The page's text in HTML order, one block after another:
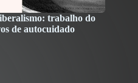
trabalho do
de autocuidado